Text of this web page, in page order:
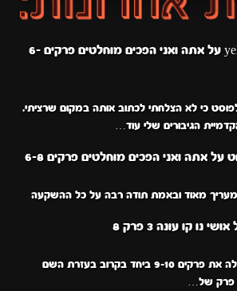
על
אתה ואני הפכים מוחלטים פרקים 6-
כי לא הצלחתי לכתוב אותה במקום שרציתי.
הגיבורים שלי עוד…
על אתה ואני הפכים מוחלטים פרקים 6-8
מאוד ובאמת תודה רבה על כל ההשקעה
אושי נו קו עונה 3 פרק 8
אנחנו עובדים על זה נעלה את פרקים 9-10 ביחד בקרוב בעזרת השם